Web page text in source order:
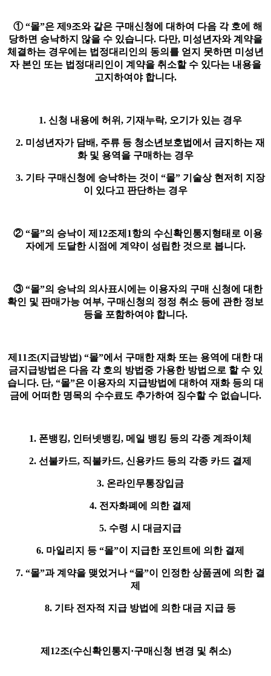
① “몰”은 제9조와 같은 구매신청에 대하여 다음 각 호에 해
당하면 승낙하지 않을 수 있습니다. 다만, 미성년자와 계약을
체결하는 경우에는 법정대리인의 동의를 얻지 못하면 미성년
자 본인 또는 법정대리인이 계약을 취소할 수 있다는 내용을
고지하여야 합니다.
1. 신청 내용에 허위, 기재누락, 오기가 있는 경우
2. 미성년자가 담배, 주류 등 청소년보호법에서 금지하는 재
화 및 용역을 구매하는 경우
3. 기타 구매신청에 승낙하는 것이 “몰” 기술상 현저히 지장
이 있다고 판단하는 경우
② “몰”의 승낙이 제12조제1항의 수신확인통지형태로 이용
자에게 도달한 시점에 계약이 성립한 것으로 봅니다.
③ “몰”의 승낙의 의사표시에는 이용자의 구매 신청에 대한
확인 및 판매가능 여부, 구매신청의 정정 취소 등에 관한 정보
등을 포함하여야 합니다.
제11조(지급방법) “몰”에서 구매한 재화 또는 용역에 대한 대
금지급방법은 다음 각 호의 방법중 가용한 방법으로 할 수 있
습니다. 단, “몰”은 이용자의 지급방법에 대하여 재화 등의 대
금에 어떠한 명목의 수수료도 추가하여 징수할 수 없습니다.
1. 폰뱅킹, 인터넷뱅킹, 메일 뱅킹 등의 각종 계좌이체
2. 선불카드, 직불카드, 신용카드 등의 각종 카드 결제
3. 온라인무통장입금
4. 전자화폐에 의한 결제
5. 수령 시 대금지급
6. 마일리지 등 “몰”이 지급한 포인트에 의한 결제
7. “몰”과 계약을 맺었거나 “몰”이 인정한 상품권에 의한 결
제
8. 기타 전자적 지급 방법에 의한 대금 지급 등
제12조(수신확인통지·구매신청 변경 및 취소)